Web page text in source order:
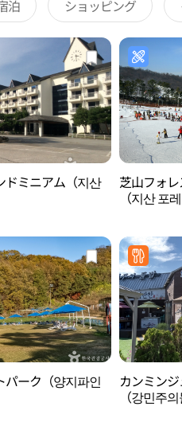
泊 ショッピング
ドミニアム（지산
芝山フォ
（지산 포
パーク（양지파인
カンミン
（강민주